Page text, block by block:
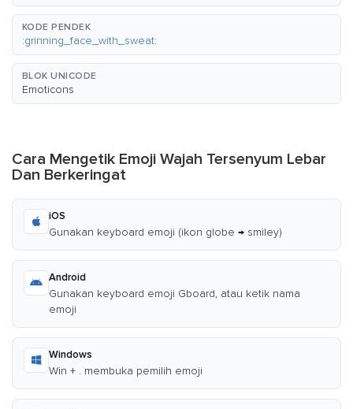
KODE PENDEK
:grinning_face_with_sweat:
BLOK UNICODE
Emoticons
Cara Mengetik Emoji Wajah Tersenyum Lebar
Dan Berkeringat
iOS
Gunakan keyboard emoji (ikon globe → smiley)
Android
Gunakan keyboard emoji Gboard, atau ketik nama
emoji
Windows
Win + . membuka pemilih emoji